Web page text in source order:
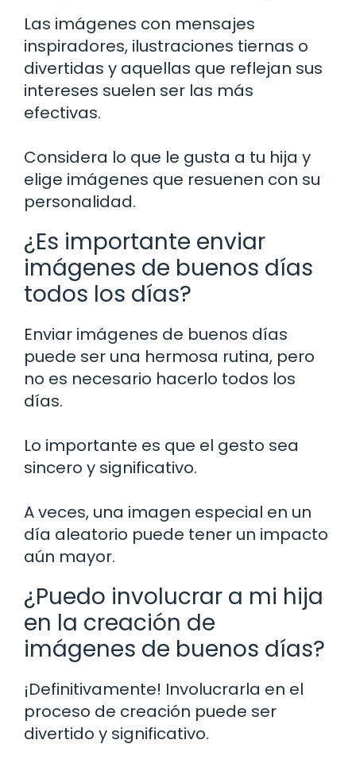
Las imágenes con mensajes
inspiradores, ilustraciones tiernas o
divertidas y aquellas que reflejan sus
intereses suelen ser las más
efectivas.
Considera lo que le gusta a tu hija y
elige imágenes que resuenen con su
personalidad.
¿Es importante enviar
imágenes de buenos días
todos los días?
Enviar imágenes de buenos días
puede ser una hermosa rutina, pero
no es necesario hacerlo todos los
días.
Lo importante es que el gesto sea
sincero y significativo.
A veces, una imagen especial en un
día aleatorio puede tener un impacto
aún mayor.
¿Puedo involucrar a mi hija
en la creación de
imágenes de buenos días?
¡Definitivamente! Involucrarla en el
proceso de creación puede ser
divertido y significativo.